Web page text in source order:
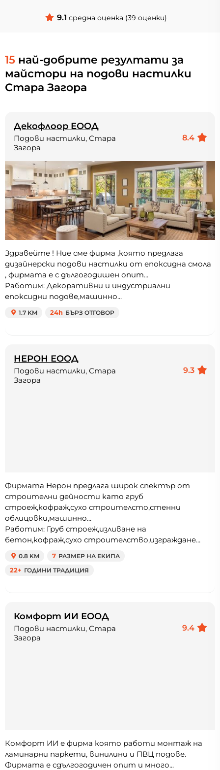
9.1 средна оценка (39 оценки)
15 най-добрите резултати за
майстори на подови настилки
Стара Загора
Декофлоор ЕООД
8.4
Подови настилки, Стара
Загора
Здравейте ! Ние сме фирма ,която предлага
дизайнерски подови настилки от епоксидна смола
, фирмата е с дългогодишен опит...
Работим: Декоративни и индустриални
епоксидни подове,машинно...
1.7 KM 24h БЪРЗ ОТГОВОР
НЕРОН ЕООД
9.3
Подови настилки, Стара
Загора
Фирмата Нерон предлага широк спектър от
строителни дейности като груб
строеж,кофраж,сухо строителсто,стенни
облицовки,машинно...
Работим: Груб строеж,изливане на
бетон,кофраж,сухо строителство,изграждане...
0.8 KM 7 РАЗМЕР НА ЕКИПА
22+ ГОДИНИ ТРАДИЦИЯ
Комфорт ИИ ЕООД
9.4
Подови настилки, Стара
Загора
Комфорт ИИ е фирма която работи монтаж на
ламинарни паркети, винилини и ПВЦ подове.
Фирмата е сдългогодичен опит и много...